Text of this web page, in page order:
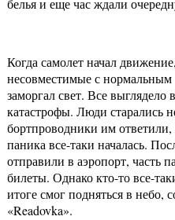
белья и еще час ждали
Когда самолет начал
несовместимые с нормальным
заморгал свет. Все выглядело
катастрофы. Люди старались
бортпроводники им
паника все-таки началась.
отправили в аэропорт, часть
билеты. Однако кто-то все-
итоге смог подняться в небо,
«Readovka».